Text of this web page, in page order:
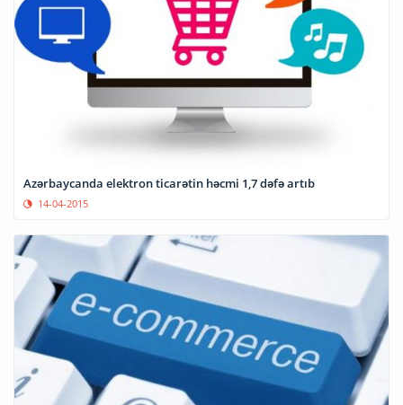
Azərbaycanda elektron ticarətin həcmi 1,7 dəfə artıb
14-04-2015